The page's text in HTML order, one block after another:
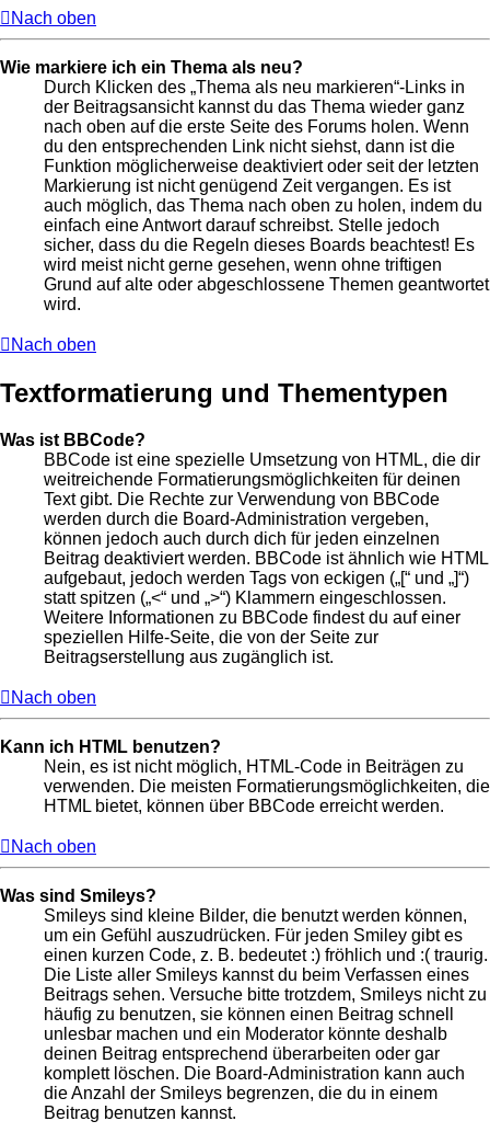
Nach oben
Wie markiere ich ein Thema als neu?
Durch Klicken des „Thema als neu markieren“-Links in
der Beitragsansicht kannst du das Thema wieder ganz
nach oben auf die erste Seite des Forums holen. Wenn
du den entsprechenden Link nicht siehst, dann ist die
Funktion möglicherweise deaktiviert oder seit der letzten
Markierung ist nicht genügend Zeit vergangen. Es ist
auch möglich, das Thema nach oben zu holen, indem du
einfach eine Antwort darauf schreibst. Stelle jedoch
sicher, dass du die Regeln dieses Boards beachtest! Es
wird meist nicht gerne gesehen, wenn ohne triftigen
Grund auf alte oder abgeschlossene Themen geantwortet
wird.
Nach oben
Textformatierung und Thementypen
Was ist BBCode?
BBCode ist eine spezielle Umsetzung von HTML, die dir
weitreichende Formatierungsmöglichkeiten für deinen
Text gibt. Die Rechte zur Verwendung von BBCode
werden durch die Board-Administration vergeben,
können jedoch auch durch dich für jeden einzelnen
Beitrag deaktiviert werden. BBCode ist ähnlich wie HTML
aufgebaut, jedoch werden Tags von eckigen („[“ und „]“)
statt spitzen („<“ und „>“) Klammern eingeschlossen.
Weitere Informationen zu BBCode findest du auf einer
speziellen Hilfe-Seite, die von der Seite zur
Beitragserstellung aus zugänglich ist.
Nach oben
Kann ich HTML benutzen?
Nein, es ist nicht möglich, HTML-Code in Beiträgen zu
verwenden. Die meisten Formatierungsmöglichkeiten, die
HTML bietet, können über BBCode erreicht werden.
Nach oben
Was sind Smileys?
Smileys sind kleine Bilder, die benutzt werden können,
um ein Gefühl auszudrücken. Für jeden Smiley gibt es
einen kurzen Code, z. B. bedeutet :) fröhlich und :( traurig.
Die Liste aller Smileys kannst du beim Verfassen eines
Beitrags sehen. Versuche bitte trotzdem, Smileys nicht zu
häufig zu benutzen, sie können einen Beitrag schnell
unlesbar machen und ein Moderator könnte deshalb
deinen Beitrag entsprechend überarbeiten oder gar
komplett löschen. Die Board-Administration kann auch
die Anzahl der Smileys begrenzen, die du in einem
Beitrag benutzen kannst.